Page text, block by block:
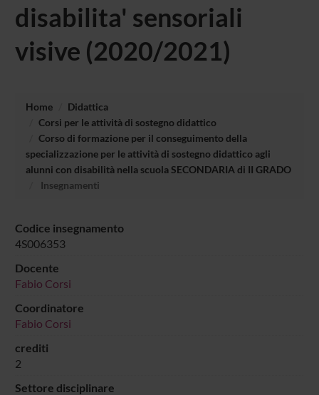
disabilita' sensoriali
visive (2020/2021)
Home
Didattica
Corsi per le attività di sostegno didattico
Corso di formazione per il conseguimento della
specializzazione per le attività di sostegno didattico agli
alunni con disabilità nella scuola SECONDARIA di II GRADO
Insegnamenti
Codice insegnamento
4S006353
Docente
Fabio Corsi
Coordinatore
Fabio Corsi
crediti
2
Settore disciplinare